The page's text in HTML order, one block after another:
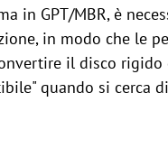
in GPT/MBR, è
in modo che le
il disco rigido
quando si cerca